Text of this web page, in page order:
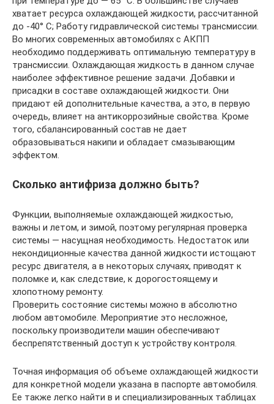
хватает ресурса охлаждающей жидкости, рассчитанной
до -40° C; Работу гидравлической системы трансмиссии.
Во многих современных автомобилях с АКПП
необходимо поддерживать оптимальную температуру в
трансмиссии. Охлаждающая жидкость в данном случае
наиболее эффективное решение задачи. Добавки и
присадки в составе охлаждающей жидкости. Они
придают ей дополнительные качества, а это, в первую
очередь, влияет на антикоррозийные свойства. Кроме
того, сбалансированный состав не дает
образовываться накипи и обладает смазывающим
эффектом.
Сколько антифриза должно быть?
Функции, выполняемые охлаждающей жидкостью,
важны и летом, и зимой, поэтому регулярная проверка
системы — насущная необходимость. Недостаток или
некондиционные качества данной жидкости истощают
ресурс двигателя, а в некоторых случаях, приводят к
поломке и, как следствие, к дорогостоящему и
хлопотному ремонту.
Проверить состояние системы можно в абсолютно
любом автомобиле. Мероприятие это несложное,
поскольку производители машин обеспечивают
беспрепятственный доступ к устройству контроля.
Точная информация об объеме охлаждающей жидкости
для конкретной модели указана в паспорте автомобиля.
Ее также легко найти в и специализированных таблицах